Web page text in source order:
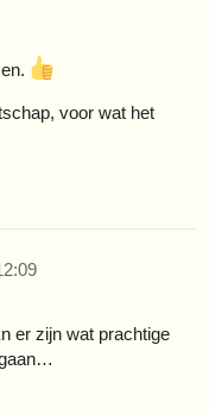
voor wat het
er zijn wat prachtige